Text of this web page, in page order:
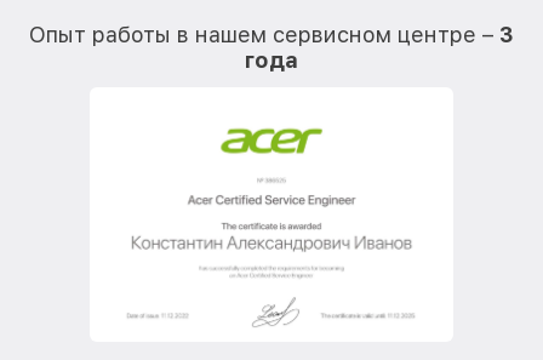
Опыт работы в нашем сервисном центре – 3
года